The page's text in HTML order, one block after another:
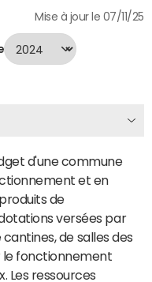
Mise à jour le 07/11/25
d'une commune
et en
de
versées par
de salles des
fonctionnement
Les ressources